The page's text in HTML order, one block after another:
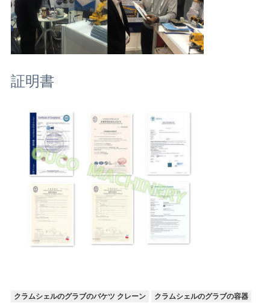
証明書
クラムシェルのグラブのバケツ クレーン
クラムシェルのグラブの容器